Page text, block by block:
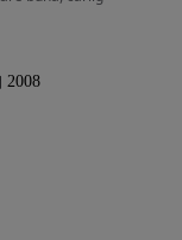
2008